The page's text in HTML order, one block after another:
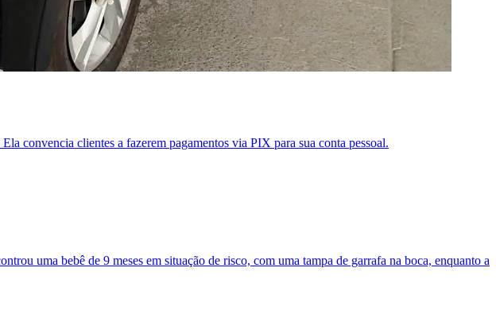
convencia clientes a fazerem pagamentos via PIX para sua conta pessoal.
uma bebê de 9 meses em situação de risco, com uma tampa de garrafa na boca, enquanto a